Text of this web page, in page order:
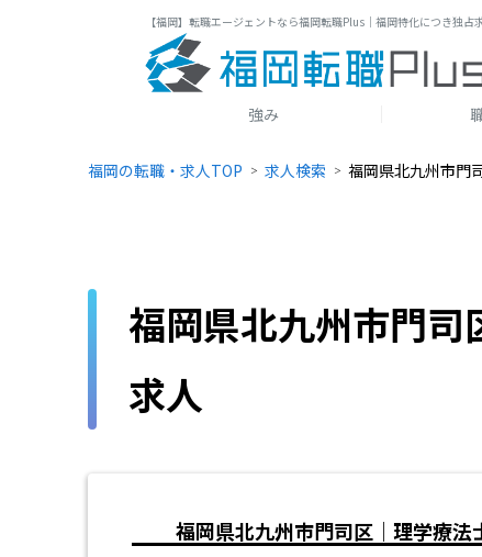
【福岡】転職エージェントなら福岡転職Plus｜福岡特化につき独占
強み
福岡の転職・求人TOP 求人検索 福岡県北九州市門
福岡県北九州市門
求人
福岡県北九州市門司区｜理学療